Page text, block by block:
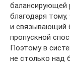
балансирующей
благодаря
и связывающий
пропускной
Поэтому в
не столько над